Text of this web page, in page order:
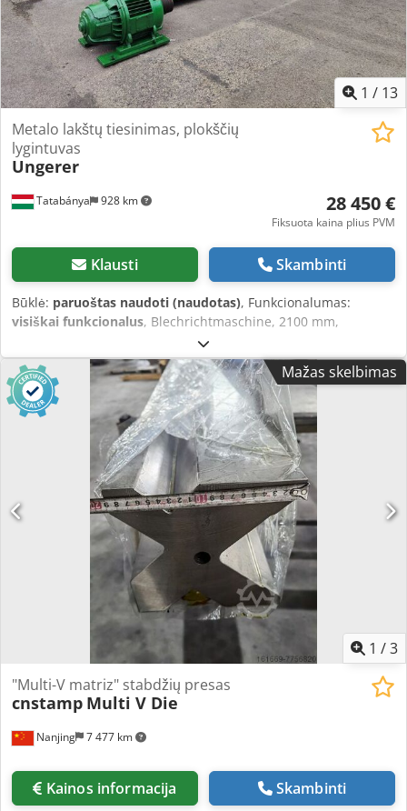
1 / 13
Tatabánya 928 km
Metalo lakštų tiesinimas, plokščių
lygintuvas
Ungerer
28 450 €
Fiksuota kaina plius PVM
Klausti Skambinti
Būklė: paruoštas naudoti (naudotas), Funkcionalumas:
visiškai funkcionalus, Blechrichtmaschine, 2100 mm,
Blechrichtanlage, Tafelebenemaschine 2100 mm Chodpjv Tpv
Nefx Anzea Gebrauchtmaschine Maximale Blechbreite: 2100
mm (2100x8 mm) Maximale Blechdicke: 10 mm (1500x10 mm)
Anzahl der Walzen: 11 Stück Walzendurchmesser: 95 mm
Elektromotor: Verstellbare Geschwindigkeit und Laufrichtung
Elekrtische Daten: 400 V, 50 Hz, 36 A, 22,5 kW Eine Rollenbahn
ist im Lieferumfang enthalten.
Mažas skelbimas
1 /3
Nanjing 7 477 km
"Multi-V matriz" stabdžių presas
cnstamp Multi V Die
Kainos informacija Skambinti